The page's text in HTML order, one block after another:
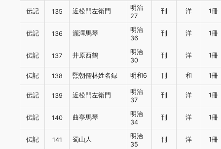
伝記 135 近松門左衛門
明治
27
刊 洋 1冊
伝記 136 瀧澤馬琴
明治
36
刊 洋 1冊
伝記 137 井原西鶴
明治
30
刊 洋 1冊
伝記 138 煕朝儒林姓名録 明和6 刊 和 1冊
伝記 139 近松門左衛門
明治
37
刊 洋 1冊
伝記 140 曲亭馬琴
明治
34
刊 洋 1冊
伝記 141 蜀山人
明治
35
刊 洋 1冊